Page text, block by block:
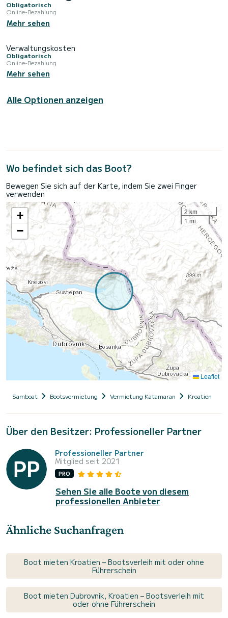
Obligatorisch
Online-Bezahlung
Mehr sehen
Verwaltungskosten
Obligatorisch
Online-Bezahlung
Mehr sehen
Alle Optionen anzeigen
Wo befindet sich das Boot?
Bewegen Sie sich auf der Karte, indem Sie zwei Finger
verwenden
+
−
2 km
1 mi
Leaflet
Samboat Bootsvermietung Vermietung Katamaran Kroatien
Über den Besitzer: Professioneller Partner
Professioneller Partner
Mitglied seit 2021
PRO
Sehen Sie alle Boote von diesem
professionellen Anbieter
Ähnliche Suchanfragen
Boot mieten Kroatien – Bootsverleih mit oder ohne
Führerschein
Boot mieten Dubrovnik, Kroatien – Bootsverleih mit
oder ohne Führerschein